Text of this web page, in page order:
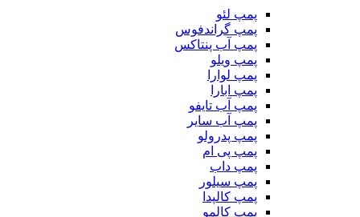
پمپ لئو
پمپ گراندفوس
پمپ آب پنتاکس
پمپ ویلو
پمپ لوارا
پمپ ابارا
پمپ آب تایفو
پمپ آب سایر
پمپ پدرولو
پمپ پی ام
پمپ داب
پمپ سیلور
پمپ کالپدا
پمپ کالمو